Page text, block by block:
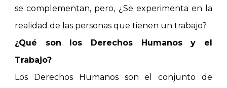
se complementan, pero, ¿Se experimenta en la
realidad de las personas que tienen un trabajo?
¿Qué son los Derechos Humanos y el
Trabajo?
Los Derechos Humanos son el conjunto de